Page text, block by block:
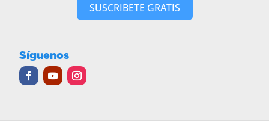
SUSCRIBETE GRATIS
Síguenos